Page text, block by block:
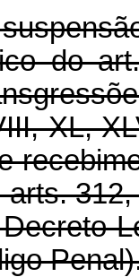
do
XL,
arts.